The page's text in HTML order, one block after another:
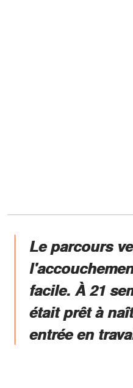
Le parcours
facile. À 21
était prêt à
entrée en